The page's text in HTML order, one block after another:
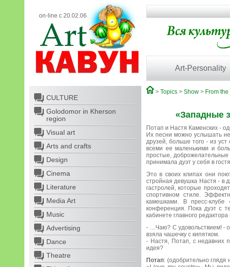
on-line с 20.02.06
Art-Personality
CULTURE
Golodomor in Kherson
region
Visual art
Arts and crafts
Design
Cinema
Literature
Media Art
Music
Advertising
Dance
Theatre
> Topics > Show > From
«Западные
Потап и Настя Каменских -
Их песни можно услышать
друзей, больше того - из уст
всеми ее маленькими и
простые,
принимала дуэт у себя в
Это в своих клипах они
стройная девушка Настя - в
гастролей, которые
спортивном стиле.
камешками. В пресс-
конференция. Пока дуэт с
кабинете главного
- …Чаю? С удовольствием! -
взяла чашечку с кипятком.
- Настя, Потап, с недавних
идея?
Потап: (одобрительно